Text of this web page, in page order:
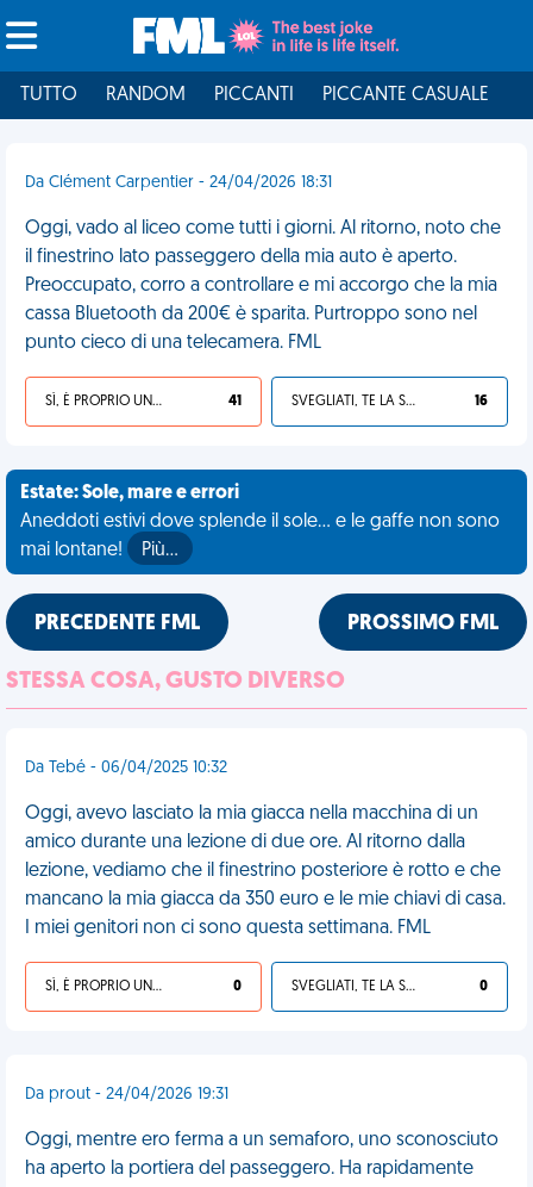
TUTTO RANDOM PICCANTI PICCANTE CASUALE
Da Clément Carpentier - 24/04/2026 18:31
Oggi, vado al liceo come tutti i giorni. Al ritorno, noto che
il finestrino lato passeggero della mia auto è aperto.
Preoccupato, corro a controllare e mi accorgo che la mia
cassa Bluetooth da 200€ è sparita. Purtroppo sono nel
punto cieco di una telecamera. FML
SÌ, È PROPRIO UNA VDM! 41 SVEGLIATI, TE LA SEI CERCATA! 16
Estate: Sole, mare e errori
Aneddoti estivi dove splende il sole... e le gaffe non sono
mai lontane!
Più…
PRECEDENTE FML PROSSIMO FML
STESSA COSA, GUSTO DIVERSO
Da Tebé - 06/04/2025 10:32
Oggi, avevo lasciato la mia giacca nella macchina di un
amico durante una lezione di due ore. Al ritorno dalla
lezione, vediamo che il finestrino posteriore è rotto e che
mancano la mia giacca da 350 euro e le mie chiavi di casa.
I miei genitori non ci sono questa settimana. FML
SÌ, È PROPRIO UNA VDM! 0 SVEGLIATI, TE LA SEI CERCATA! 0
Da prout - 24/04/2026 19:31
Oggi, mentre ero ferma a un semaforo, uno sconosciuto
ha aperto la portiera del passeggero. Ha rapidamente